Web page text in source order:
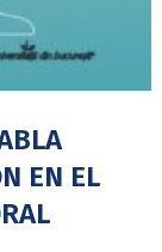
EN EL